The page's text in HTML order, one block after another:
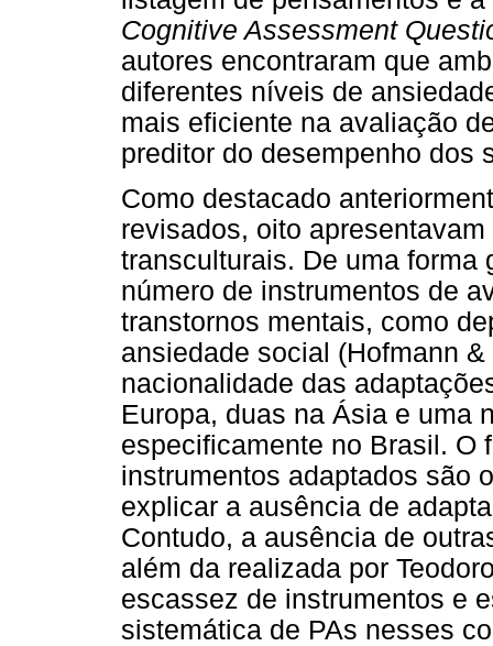
Cognitive Assessment
autores encontraram que
diferentes níveis de
mais eficiente na avaliação
preditor do desempenho dos
Como destacado
revisados, oito
transculturais. De uma forma
número de instrumentos de
transtornos mentais, como
ansiedade social (Hofmann
nacionalidade das
Europa, duas na Ásia e uma
especificamente no Brasil. O
instrumentos adaptados são
explicar a ausência de
Contudo, a ausência de
além da realizada por
escassez de instrumentos e
sistemática de PAs nesses